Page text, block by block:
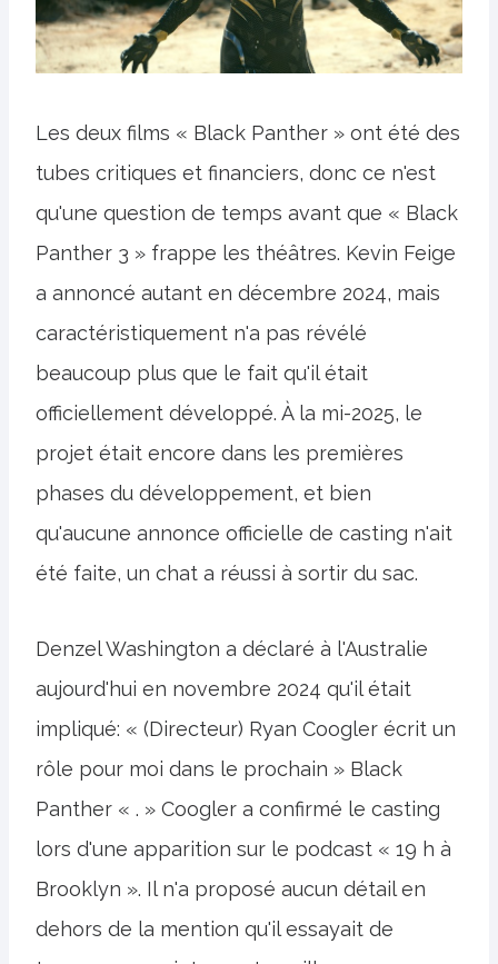
Les deux films « Black Panther » ont été des
tubes critiques et financiers, donc ce n'est
qu'une question de temps avant que « Black
Panther 3 » frappe les théâtres. Kevin Feige
a annoncé autant en décembre 2024, mais
caractéristiquement n'a pas révélé
beaucoup plus que le fait qu'il était
officiellement développé. À la mi-2025, le
projet était encore dans les premières
phases du développement, et bien
qu'aucune annonce officielle de casting n'ait
été faite, un chat a réussi à sortir du sac.
Denzel Washington a déclaré à l'Australie
aujourd'hui en novembre 2024 qu'il était
impliqué: « (Directeur) Ryan Coogler écrit un
rôle pour moi dans le prochain » Black
Panther « . » Coogler a confirmé le casting
lors d'une apparition sur le podcast « 19 h à
Brooklyn ». Il n'a proposé aucun détail en
dehors de la mention qu'il essayait de